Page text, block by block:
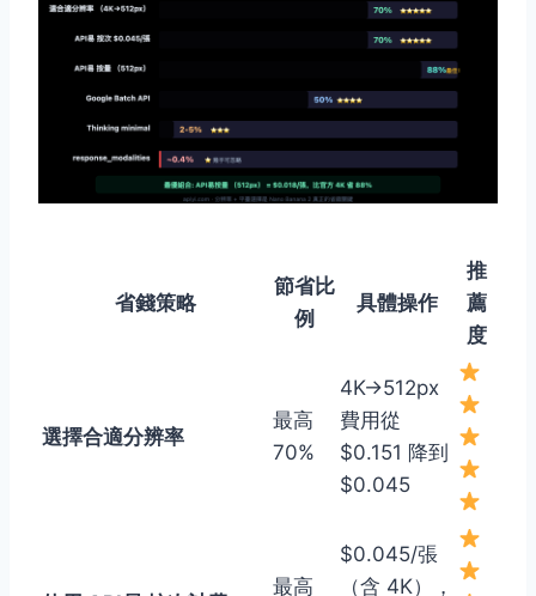
省錢策略
節省比
例
具體操作
推
薦
度
選擇合適分辨率
最高
70%
4K→512px
費用從
$0.151 降到
$0.045
最高
$0.045/張
（含 4K），